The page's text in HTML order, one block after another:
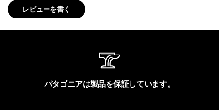
レビューを書く
パタゴニアは製品を保証しています。